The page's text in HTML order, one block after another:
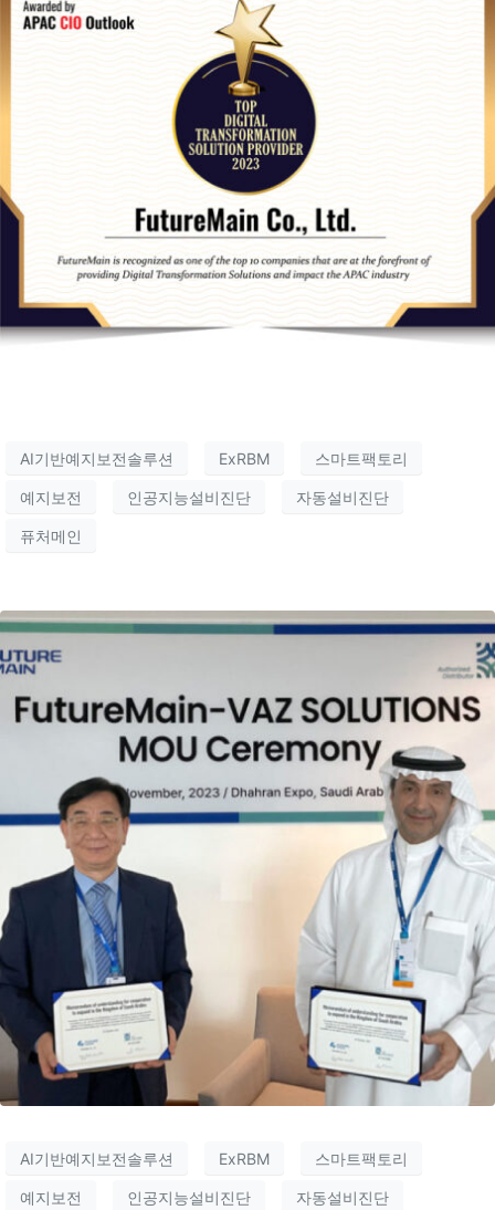
AI기반예지보전솔루션 ExRBM 스마트팩토리
예지보전 인공지능설비진단 자동설비진단
퓨처메인
AI기반예지보전솔루션 ExRBM 스마트팩토리
예지보전 인공지능설비진단 자동설비진단